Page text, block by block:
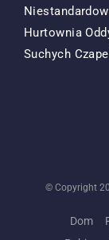
Hurtownia
Suchych
© Copyright
Dom